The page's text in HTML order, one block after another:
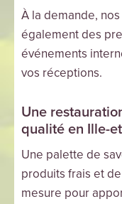
À la demande,
également des
événements
vos réceptions.
Une
qualité en Ille-
Une palette de
produits frais et
mesure pour